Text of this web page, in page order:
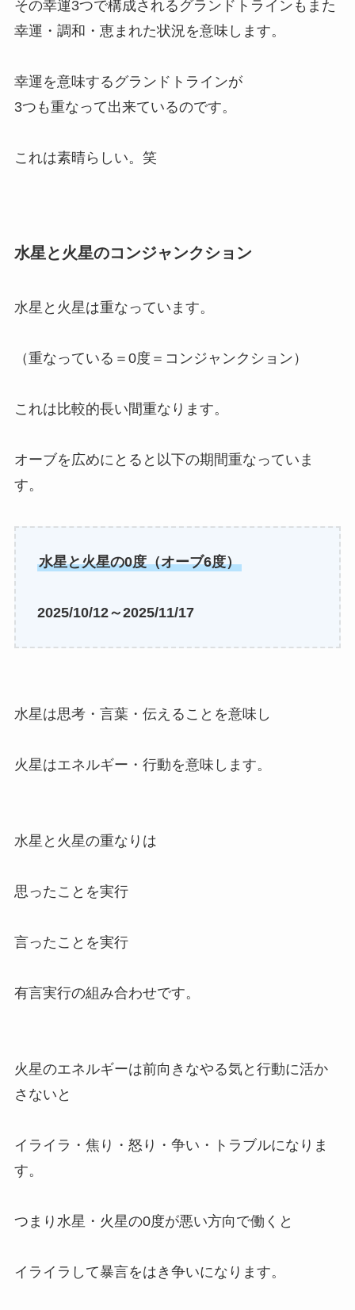
その幸運3つで構成されるグランドトラインもまた
幸運・調和・恵まれた状況を意味します。
幸運を意味するグランドトラインが
3つも重なって出来ているのです。
これは素晴らしい。笑
水星と火星のコンジャンクション
水星と火星は重なっています。
（重なっている＝0度＝コンジャンクション）
これは比較的長い間重なります。
オーブを広めにとると以下の期間重なっていま
す。
水星と火星の0度（オーブ6度）
2025/10/12～2025/11/17
水星は思考・言葉・伝えることを意味し
火星はエネルギー・行動を意味します。
水星と火星の重なりは
思ったことを実行
言ったことを実行
有言実行の組み合わせです。
火星のエネルギーは前向きなやる気と行動に活か
さないと
イライラ・焦り・怒り・争い・トラブルになりま
す。
つまり水星・火星の0度が悪い方向で働くと
イライラして暴言をはき争いになります。